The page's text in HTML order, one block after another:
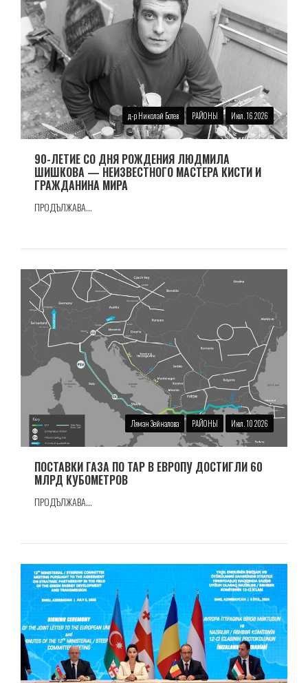
д-р Николай Ботев РАЙОНЫ Июл. 16 2026
90-ЛЕТИЕ СО ДНЯ РОЖДЕНИЯ ЛЮДМИЛА
ШИШКОВА — НЕИЗВЕСТНОГО МАСТЕРА КИСТИ И
ГРАЖДАНИНА МИРА
ПРОДЪЛЖАВА...
Ляман Зейналова РАЙОНЫ Июл. 10 2026
ПОСТАВКИ ГАЗА ПО TAP В ЕВРОПУ ДОСТИГЛИ 60
МЛРД КУБОМЕТРОВ
ПРОДЪЛЖАВА...